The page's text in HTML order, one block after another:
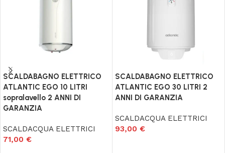
SCALDABAGNO ELETTRICO
ATLANTIC EGO 10 LITRI
sopralavello 2 ANNI DI
GARANZIA
SCALDACQUA ELETTRICI
71,00 €
SCALDABAGNO ELETTRICO
ATLANTIC EGO 30 LITRI 2
ANNI DI GARANZIA
SCALDACQUA ELETTRICI
93,00 €